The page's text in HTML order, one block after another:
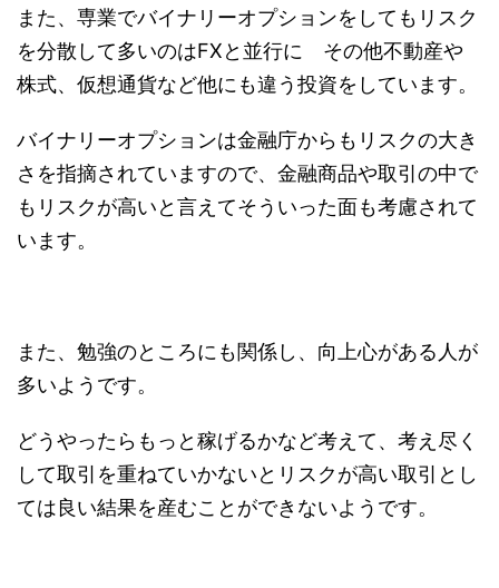
また、専業でバイナリーオプションをしてもリスク
を分散して多いのはFXと並行に その他不動産や
株式、仮想通貨など他にも違う投資をしています。
バイナリーオプションは金融庁からもリスクの大き
さを指摘されていますので、金融商品や取引の中で
もリスクが高いと言えてそういった面も考慮されて
います。
また、勉強のところにも関係し、向上心がある人が
多いようです。
どうやったらもっと稼げるかなど考えて、考え尽く
して取引を重ねていかないとリスクが高い取引とし
ては良い結果を産むことができないようです。